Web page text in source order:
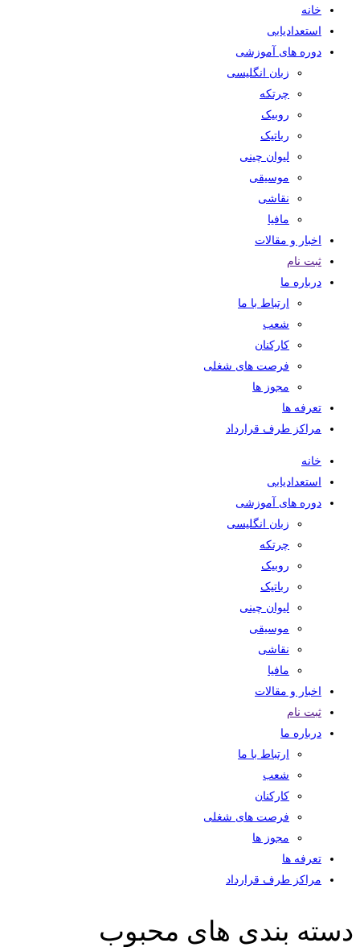
خانه
استعدادیابی
دوره های آموزشی
زبان انگلیسی
چرتکه
روبیک
رباتیک
لیوان چینی
موسیقی
نقاشی
مافیا
اخبار و مقالات
ثبت نام
درباره ما
ارتباط با ما
شعب
کارکنان
فرصت های شغلی
مجوز ها
تعرفه ها
مراکز طرف قرارداد
خانه
استعدادیابی
دوره های آموزشی
زبان انگلیسی
چرتکه
روبیک
رباتیک
لیوان چینی
موسیقی
نقاشی
مافیا
اخبار و مقالات
ثبت نام
درباره ما
ارتباط با ما
شعب
کارکنان
فرصت های شغلی
مجوز ها
تعرفه ها
مراکز طرف قرارداد
دسته بندی های محبوب